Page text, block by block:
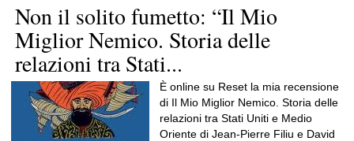
Non il solito fumetto: “Il Mio
Miglior Nemico. Storia delle
relazioni tra Stati...
È online su Reset la mia recensione
di Il Mio Miglior Nemico. Storia delle
relazioni tra Stati Uniti e Medio
Oriente di Jean-Pierre Filiu e David